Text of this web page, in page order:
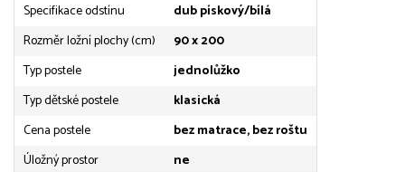
Specifikace odstínu
dub pískový/bílá
Rozměr ložní plochy (cm)
90 x 200
Typ postele
jednolůžko
Typ dětské postele
klasická
Cena postele
bez matrace, bez roštu
Úložný prostor
ne